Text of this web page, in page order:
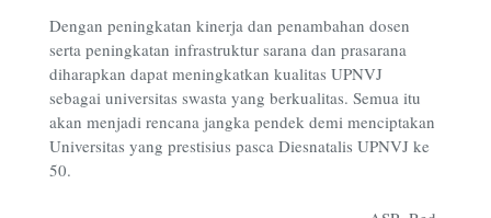
Dengan peningkatan kinerja dan penambahan dosen
serta peningkatan infrastruktur sarana dan prasarana
diharapkan dapat meningkatkan kualitas UPNVJ
sebagai universitas swasta yang berkualitas. Semua itu
akan menjadi rencana jangka pendek demi menciptakan
Universitas yang prestisius pasca Diesnatalis UPNVJ ke
50.